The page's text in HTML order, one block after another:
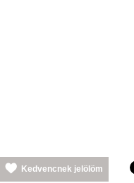
Kedvencnek jelölöm